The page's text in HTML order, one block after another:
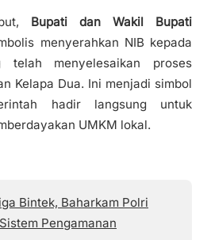
Bupati dan Wakil Bupati
menyerahkan NIB kepada
telah menyelesaikan proses
Kelapa Dua. Ini menjadi simbol
hadir langsung untuk
UMKM lokal.
Bintek, Baharkam Polri
Pengamanan